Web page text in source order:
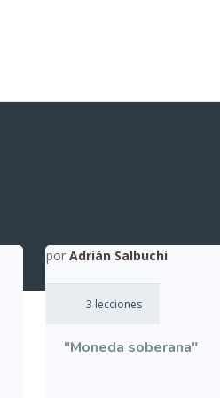
"Moneda soberana"
porAdrián Salbuchi
3 lecciones